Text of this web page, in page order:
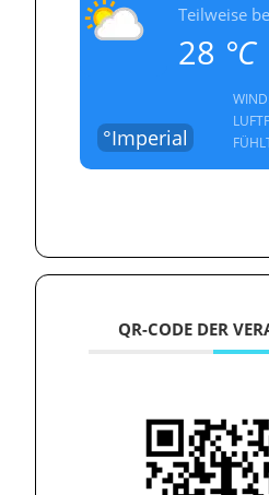
Teilweise
28 °C
°Imperial
QR-CODE DER